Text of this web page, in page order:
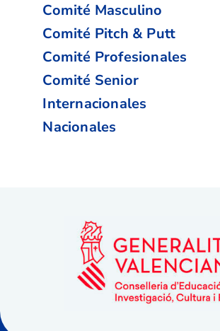
Comité Masculino
Comité Pitch & Putt
Comité Profesionales
Comité Senior
Internacionales
Nacionales